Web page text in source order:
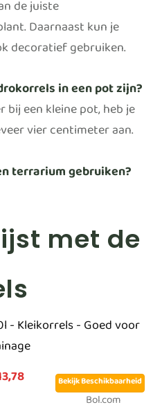
de juiste
Daarnaast kun je
decoratief gebruiken.
in een pot zijn?
een kleine pot, heb je
vier centimeter aan.
terrarium gebruiken?
met de
- Kleikorrels - Goed voor
Bekijk Beschikbaarheid
Bol.com